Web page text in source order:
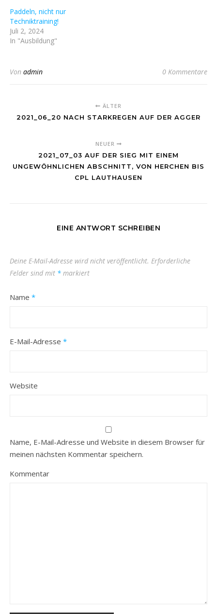
Paddeln, nicht nur
Techniktraining!
Juli 2, 2024
In "Ausbildung"
Von admin 0 Kommentare
ÄLTER
2021_06_20 NACH STARKREGEN AUF DER AGGER
NEUER
2021_07_03 AUF DER SIEG MIT EINEM
UNGEWÖHNLICHEN ABSCHNITT, VON HERCHEN BIS
CPL LAUTHAUSEN
EINE ANTWORT SCHREIBEN
Deine E-Mail-Adresse wird nicht veröffentlicht. Erforderliche
Felder sind mit * markiert
Name *
E-Mail-Adresse *
Website
Name, E-Mail-Adresse und Website in diesem Browser für
meinen nächsten Kommentar speichern.
Kommentar